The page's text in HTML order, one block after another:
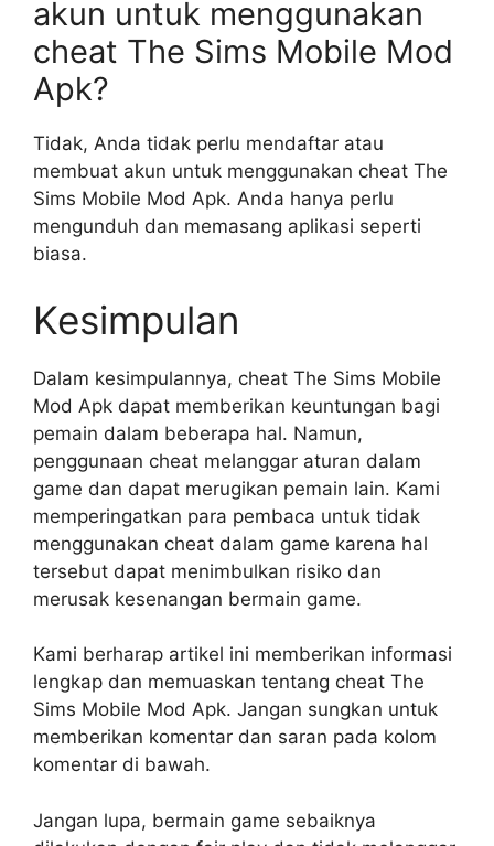
akun untuk menggunakan
cheat The Sims Mobile Mod
Apk?
Tidak, Anda tidak perlu mendaftar atau
membuat akun untuk menggunakan cheat The
Sims Mobile Mod Apk. Anda hanya perlu
mengunduh dan memasang aplikasi seperti
biasa.
Kesimpulan
Dalam kesimpulannya, cheat The Sims Mobile
Mod Apk dapat memberikan keuntungan bagi
pemain dalam beberapa hal. Namun,
penggunaan cheat melanggar aturan dalam
game dan dapat merugikan pemain lain. Kami
memperingatkan para pembaca untuk tidak
menggunakan cheat dalam game karena hal
tersebut dapat menimbulkan risiko dan
merusak kesenangan bermain game.
Kami berharap artikel ini memberikan informasi
lengkap dan memuaskan tentang cheat The
Sims Mobile Mod Apk. Jangan sungkan untuk
memberikan komentar dan saran pada kolom
komentar di bawah.
Jangan lupa, bermain game sebaiknya